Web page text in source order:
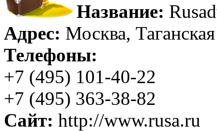
Название:
Адрес: Москва,
Телефоны:
+7 (495) 101-40-22
+7 (495) 363-38-82
Сайт: http://www.rusa.ru